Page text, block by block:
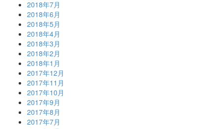
2018年7月
2018年6月
2018年5月
2018年4月
2018年3月
2018年2月
2018年1月
2017年12月
2017年11月
2017年10月
2017年9月
2017年8月
2017年7月